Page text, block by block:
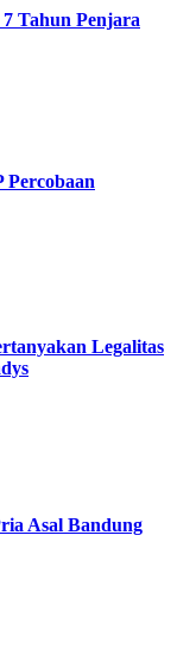
Tahun Penjara
Percobaan
Legalitas
Asal Bandung